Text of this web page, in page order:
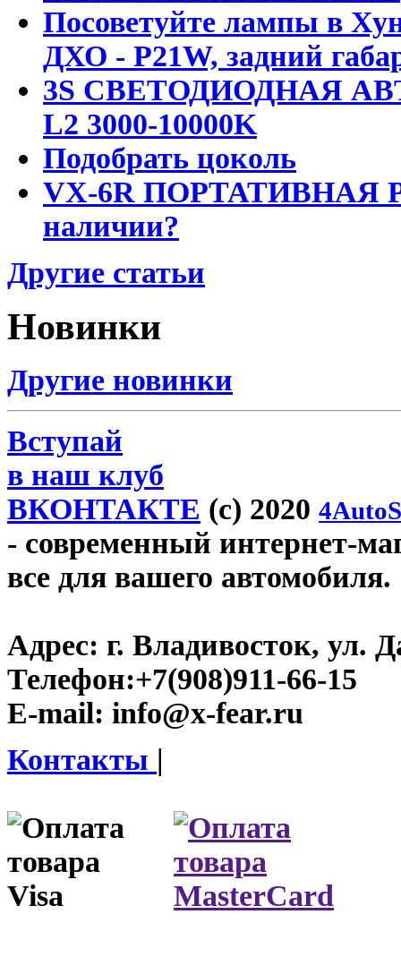
Посоветуйте лампы в
ДХО - P21W, задний
3S СВЕТОДИОДНАЯ
L2 3000-10000K
Подобрать цоколь
VX-6R ПОРТАТИВНАЯ
наличии?
Другие статьи
Новинки
Другие новинки
Вступай
в наш клуб
ВКОНТАКТЕ (c) 2020
- современный интернет-
все для вашего автомобиля.
Адрес: г. Владивосток, ул.
Телефон:+7(908)911-66-15
E-mail: info@x-fear.ru
Контакты |